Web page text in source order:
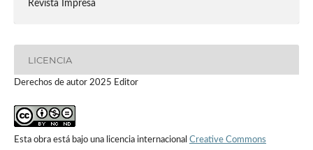
Revista Impresa
LICENCIA
Derechos de autor 2025 Editor
Esta obra está bajo una licencia internacional Creative Commons